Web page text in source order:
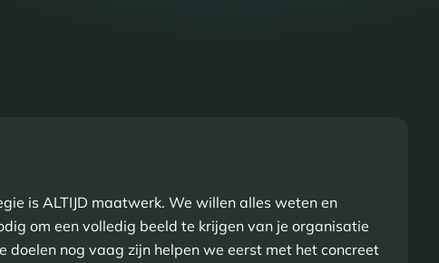
is ALTIJD maatwerk. We willen alles weten en
om een volledig beeld te krijgen van je organisatie
doelen nog vaag zijn helpen we eerst met het concreet